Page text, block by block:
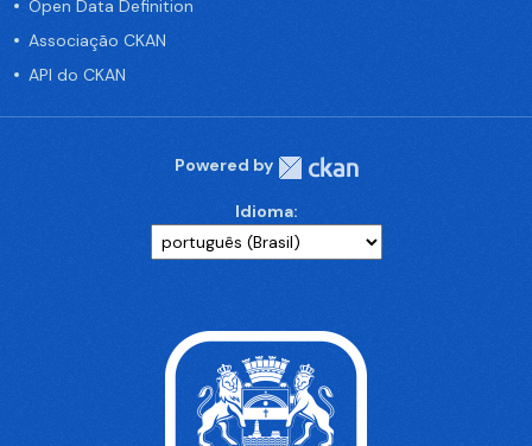
Open Data Definition
Associação CKAN
API do CKAN
Powered by
Idioma